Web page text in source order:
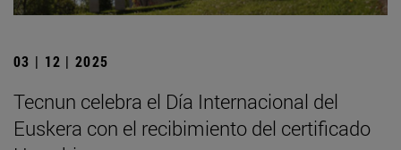
03 | 12 | 2025
Tecnun celebra el Día Internacional del
Euskera con el recibimiento del certificado